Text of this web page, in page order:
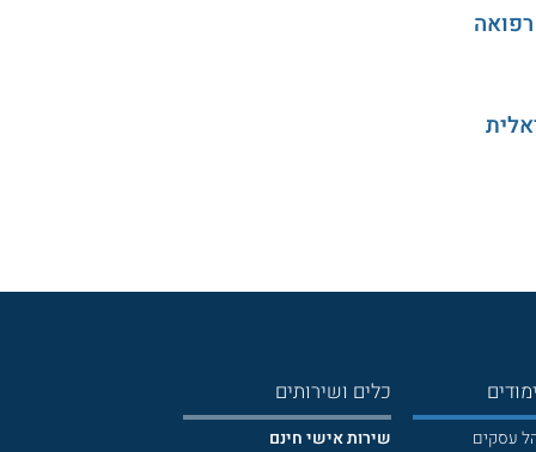
עסקים
כלים ושירותים
שירות אישי חינם